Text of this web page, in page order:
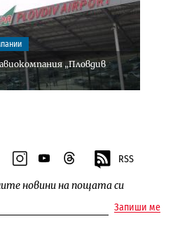
„Пловдив
instagram
youtubethreads RSS
новини на пощата си
Запиши ме